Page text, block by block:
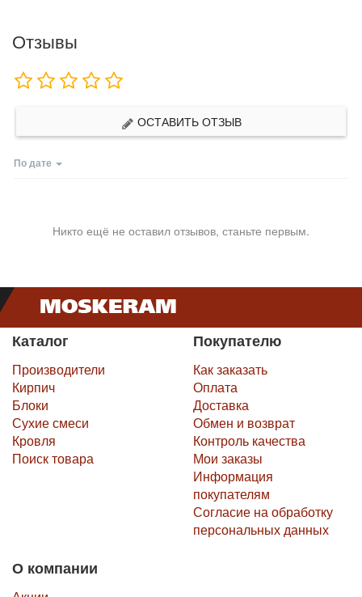
Отзывы
ОСТАВИТЬ ОТЗЫВ
По дате
Никто ещё не оставил отзывов, станьте первым.
Каталог
Производители
Кирпич
Блоки
Сухие смеси
Кровля
Поиск товара
Покупателю
Как заказать
Оплата
Доставка
Обмен и возврат
Контроль качества
Мои заказы
Информация
покупателям
Согласие на обработку
персональных данных
О компании